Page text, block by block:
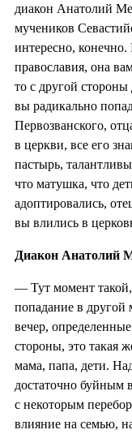
диакон Анатолий
мучеников
интересно,
православия, она
то с другой стороны
вы радикально
Первозванского,
в церкви, все его
пастырь,
что матушка, что
адоптировались,
вы влились в
Диакон Анатолий
— Тут момент такой,
попадание в другой
вечер,
стороны, это такая
мама, папа, дети.
достаточно буйным
с некоторым
влияние на семью,